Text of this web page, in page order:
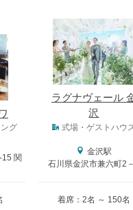
ラグナヴェール
沢
グ 式場・ゲストハウ
15 関
金沢駅
石川県金沢市兼六町2
着席：2名 ～ 150名